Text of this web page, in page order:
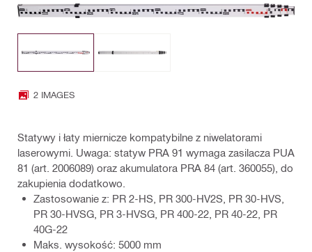
2 IMAGES
Statywy i łaty miernicze kompatybilne z niwelatorami
laserowymi. Uwaga: statyw PRA 91 wymaga zasilacza PUA
81 (art. 2006089) oraz akumulatora PRA 84 (art. 360055), do
zakupienia dodatkowo.
Zastosowanie z: PR 2-HS, PR 300-HV2S, PR 30-HVS,
PR 30-HVSG, PR 3-HVSG, PR 400-22, PR 40-22, PR
40G-22
Maks. wysokość: 5000 mm